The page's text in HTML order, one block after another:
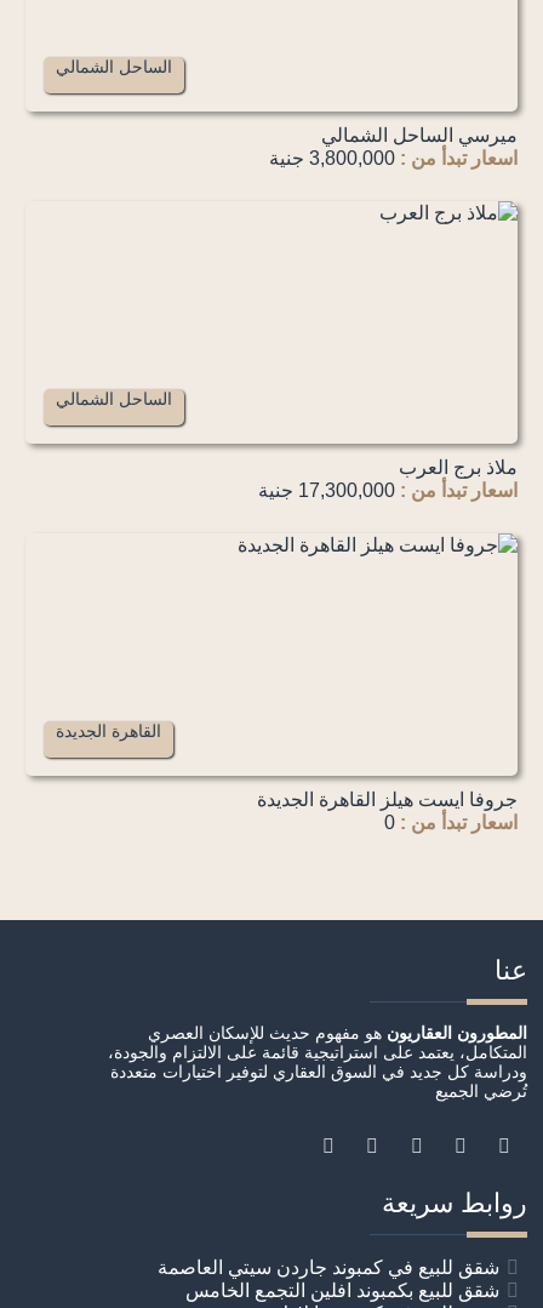
الساحل الشمالي
ميرسي الساحل الشمالي
اسعار تبدأ من : 3,800,000 جنية
الساحل الشمالي
ملاذ برج العرب
اسعار تبدأ من : 17,300,000 جنية
القاهرة الجديدة
جروفا ايست هيلز القاهرة الجديدة
اسعار تبدأ من : 0
عنا
المطورون العقاريون هو مفهوم حديث للإسكان العصري
المتكامل، يعتمد على استراتيجية قائمة على الالتزام والجودة،
ودراسة كل جديد في السوق العقاري لتوفير اختيارات متعددة
تُرضي الجميع
روابط سريعة
شقق للبيع في كمبوند جاردن سيتي العاصمة
شقق للبيع بكمبوند افلين التجمع الخامس